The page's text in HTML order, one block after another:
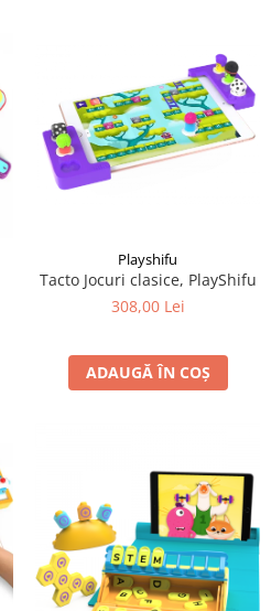
Playshifu
Tacto Jocuri clasice, PlayShifu
308,00 Lei
ADAUGĂ ÎN COȘ